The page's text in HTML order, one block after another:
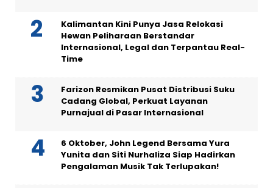
Kalimantan Kini Punya Jasa Relokasi
Hewan Peliharaan Berstandar
Internasional, Legal dan Terpantau Real-
Time
Farizon Resmikan Pusat Distribusi Suku
Cadang Global, Perkuat Layanan
Purnajual di Pasar Internasional
6 Oktober, John Legend Bersama Yura
Yunita dan Siti Nurhaliza Siap Hadirkan
Pengalaman Musik Tak Terlupakan!